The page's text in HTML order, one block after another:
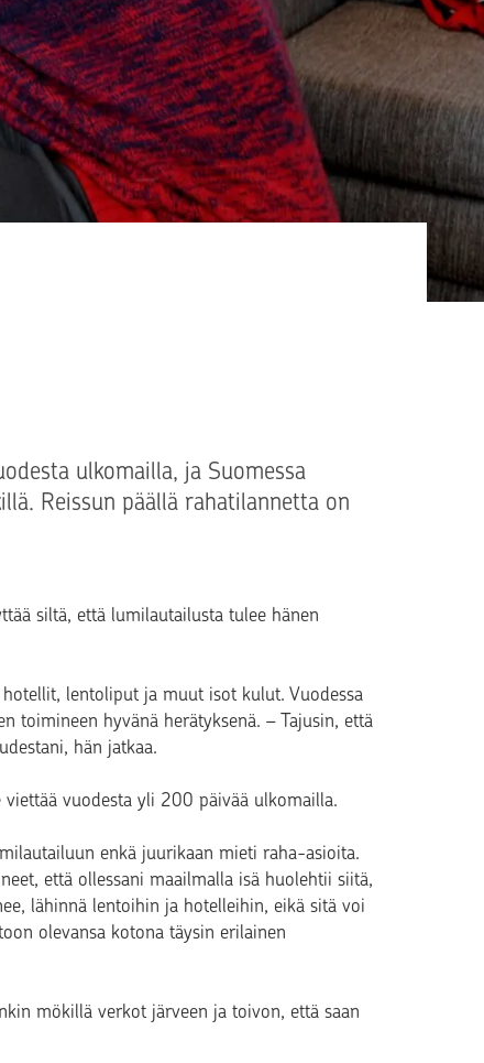
ulkomailla, ja Suomessa
Reissun päällä rahatilannetta on
siltä, että lumilautailusta tulee hänen
lentoliput ja muut isot kulut. Vuodessa
toimineen hyvänä herätyksenä. – Tajusin, että
hän jatkaa.
vuodesta yli 200 päivää ulkomailla.
enkä juurikaan mieti raha-asioita.
että ollessani maailmalla isä huolehtii siitä,
lähinnä lentoihin ja hotelleihin, eikä sitä voi
olevansa kotona täysin erilainen
mökillä verkot järveen ja toivon, että saan